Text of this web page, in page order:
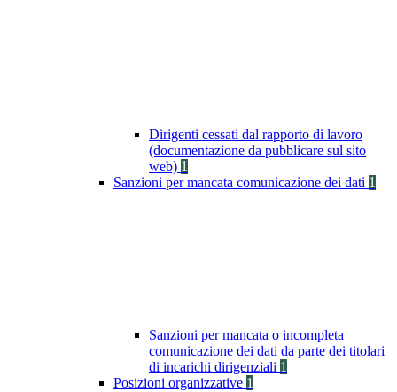
Dirigenti cessati dal rapporto di lavoro
(documentazione da pubblicare sul sito
web) 1
Sanzioni per mancata comunicazione dei dati 1
Sanzioni per mancata o incompleta
comunicazione dei dati da parte dei titolari
di incarichi dirigenziali 1
Posizioni organizzative 1